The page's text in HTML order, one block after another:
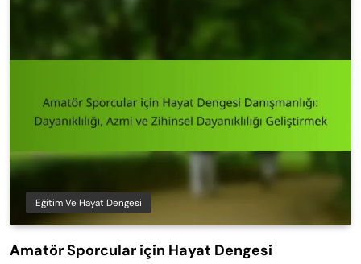
Eğitim Ve Hayat Dengesi
Amatör Sporcular için Hayat Dengesi